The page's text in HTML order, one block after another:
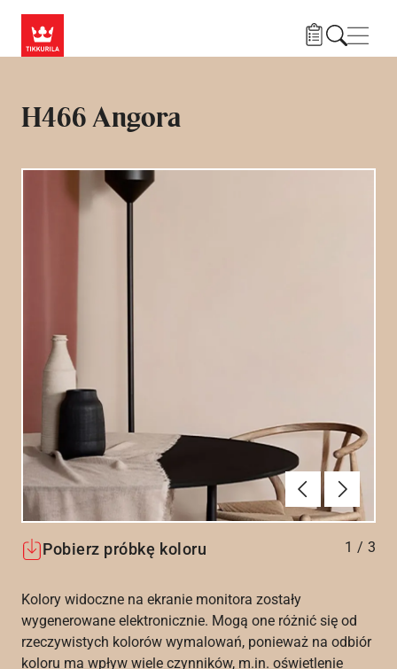
H466 Angora
Poprzednie
Dalej
Pobierz próbkę koloru 1 / 3
Kolory widoczne na ekranie monitora zostały
wygenerowane elektronicznie. Mogą one różnić się od
rzeczywistych kolorów wymalowań, ponieważ na odbiór
koloru ma wpływ wiele czynników, m.in. oświetlenie